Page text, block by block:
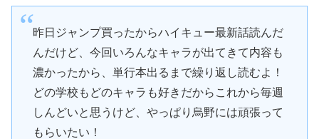
昨日ジャンプ買ったからハイキュー最新話読んだ
んだけど、今回いろんなキャラが出てきて内容も
濃かったから、単行本出るまで繰り返し読むよ！
どの学校もどのキャラも好きだからこれから毎週
しんどいと思うけど、やっぱり烏野には頑張って
もらいたい！